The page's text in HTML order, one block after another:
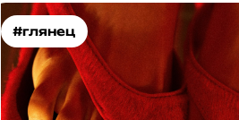
#глянец